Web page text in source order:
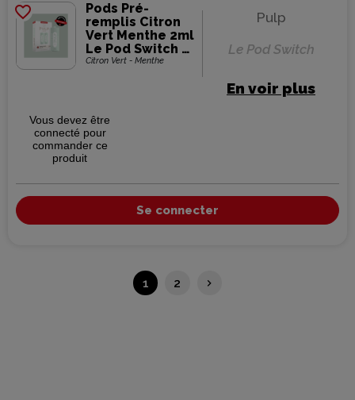
favorite_border
Pods Pré-
remplis Citron
Vert Menthe 2ml
Le Pod Switch -
Pulp (pack de 2)
Citron Vert - Menthe
Pulp
Le Pod Switch
En voir plus
Vous devez être
connecté pour
commander ce
produit
Se connecter
1 2 keyboard_arrow_right